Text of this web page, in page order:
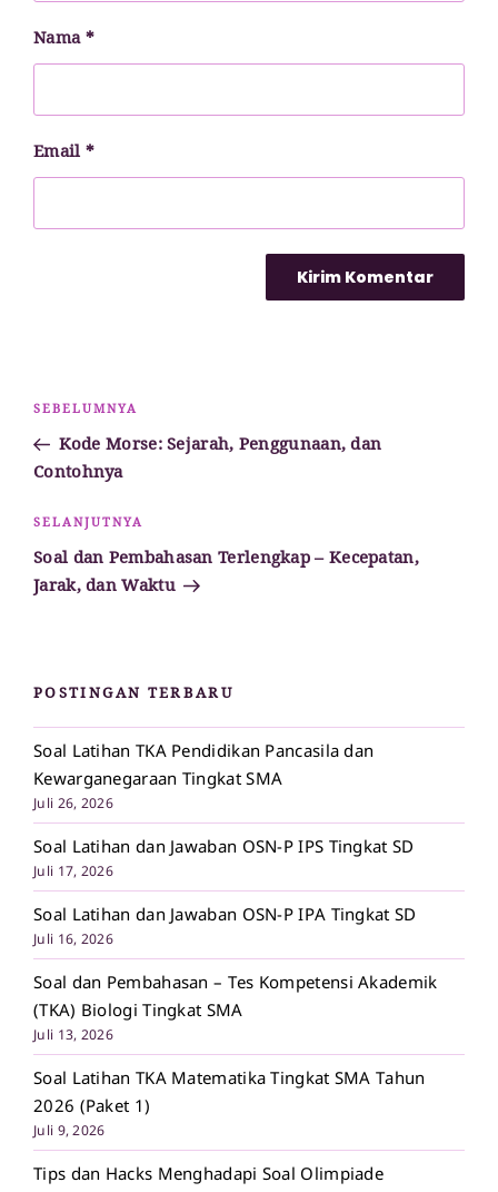
Nama*
Email*
Navigasi
Pos
Sebelumnya
SEBELUMNYA
Kode Morse: Sejarah, Penggunaan, dan
Contohnya
Pos
Selanjutnya
SELANJUTNYA
Soal dan Pembahasan Terlengkap – Kecepatan,
Jarak, dan Waktu
POSTINGAN TERBARU
Soal Latihan TKA Pendidikan Pancasila dan
Kewarganegaraan Tingkat SMA
Juli 26, 2026
Soal Latihan dan Jawaban OSN-P IPS Tingkat SD
Juli 17, 2026
Soal Latihan dan Jawaban OSN-P IPA Tingkat SD
Juli 16, 2026
Soal dan Pembahasan – Tes Kompetensi Akademik
(TKA) Biologi Tingkat SMA
Juli 13, 2026
Soal Latihan TKA Matematika Tingkat SMA Tahun
2026 (Paket 1)
Juli 9, 2026
Tips dan Hacks Menghadapi Soal Olimpiade